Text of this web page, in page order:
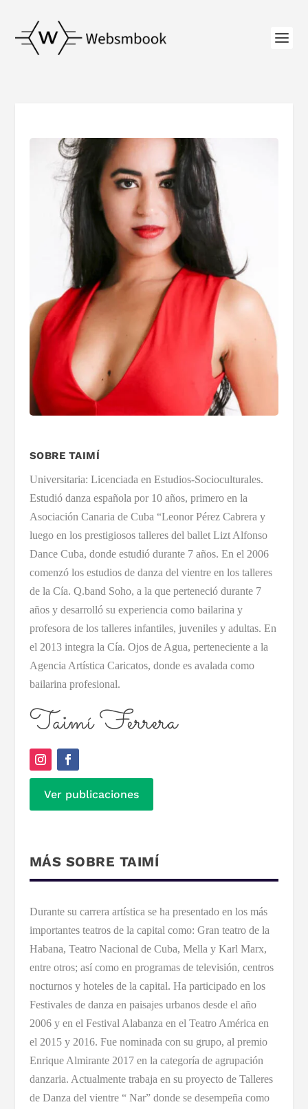
SOBRE TAIMÍ
Universitaria: Licenciada en Estudios-Socioculturales.
Estudió danza española por 10 años, primero en la
Asociación Canaria de Cuba “Leonor Pérez Cabrera y
luego en los prestigiosos talleres del ballet Lizt Alfonso
Dance Cuba, donde estudió durante 7 años. En el 2006
comenzó los estudios de danza del vientre en los talleres
de la Cía. Q.band Soho, a la que perteneció durante 7
años y desarrolló su experiencia como bailarina y
profesora de los talleres infantiles, juveniles y adultas. En
el 2013 integra la Cía. Ojos de Agua, perteneciente a la
Agencia Artística Caricatos, donde es avalada como
bailarina profesional.
Taimí Ferrera
Ver publicaciones
MÁS SOBRE TAIMÍ
Durante su carrera artística se ha presentado en los más
importantes teatros de la capital como: Gran teatro de la
Habana, Teatro Nacional de Cuba, Mella y Karl Marx,
entre otros; así como en programas de televisión, centros
nocturnos y hoteles de la capital. Ha participado en los
Festivales de danza en paisajes urbanos desde el año
2006 y en el Festival Alabanza en el Teatro América en
el 2015 y 2016. Fue nominada con su grupo, al premio
Enrique Almirante 2017 en la categoría de agrupación
danzaria. Actualmente trabaja en su proyecto de Talleres
de Danza del vientre “ Nar” donde se desempeña como